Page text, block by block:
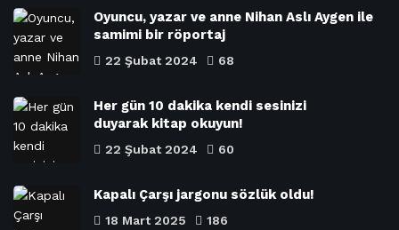
Oyuncu, yazar ve anne Nihan Aslı Aygen ile
samimi bir röportaj
22 Şubat 2024 68
Her gün 10 dakika kendi sesinizi
duyarak kitap okuyun!
22 Şubat 2024 60
Kapalı Çarşı jargonu sözlük oldu!
18 Mart 2025 186